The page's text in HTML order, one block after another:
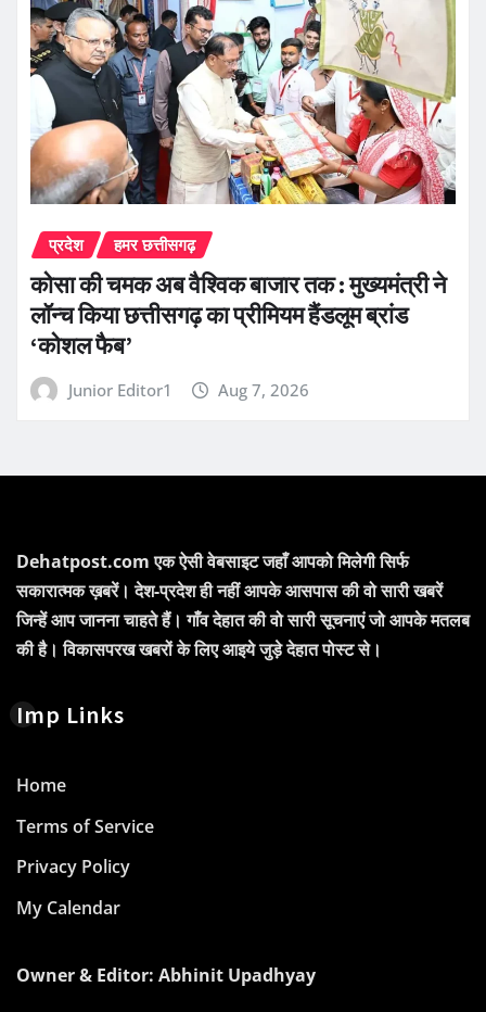
प्रदेश हमर छत्तीसगढ़
कोसा की चमक अब वैश्विक बाजार तक : मुख्यमंत्री ने
लॉन्च किया छत्तीसगढ़ का प्रीमियम हैंडलूम ब्रांड
‘कोशल फैब’
Junior Editor1 Aug 7, 2026
Dehatpost.com एक ऐसी वेबसाइट जहाँ आपको मिलेगी सिर्फ
सकारात्मक ख़बरें। देश-प्रदेश ही नहीं आपके आसपास की वो सारी खबरें
जिन्हें आप जानना चाहते हैं। गाँव देहात की वो सारी सूचनाएं जो आपके मतलब
की है। विकासपरख खबरों के लिए आइये जुड़े देहात पोस्ट से।
Imp Links
Home
Terms of Service
Privacy Policy
My Calendar
Owner & Editor: Abhinit Upadhyay